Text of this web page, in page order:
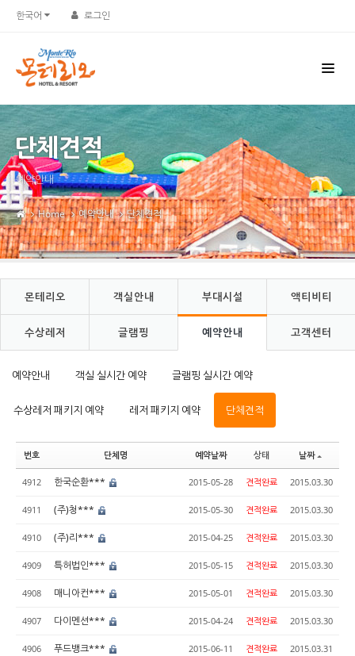
한국어 로그인
단체견적
예약안내
Home 예약안내 단체견적
몬테리오 객실안내 부대시설 액티비티
수상레저 글램핑 예약안내 고객센터
예약안내 객실 실시간 예약 글램핑 실시간 예약
수상레저 패키지 예약 레저 패키지 예약 단체견적
번호 단체명 예약날짜 상태 날짜
4912 한국순환*** 2015-05-28 견적완료 2015.03.30
4911 (주)청*** 2015-05-30 견적완료 2015.03.30
4910 (주)리*** 2015-04-25 견적완료 2015.03.30
4909 특허법인*** 2015-05-15 견적완료 2015.03.30
4908 매니아컨*** 2015-05-01 견적완료 2015.03.30
4907 다이멘션*** 2015-04-24 견적완료 2015.03.30
4906 푸드뱅크*** 2015-06-11 견적완료 2015.03.31
Sketchbook5, 스케치북5